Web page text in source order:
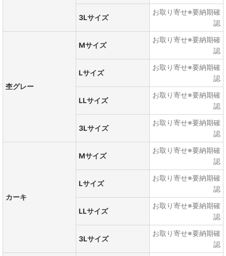
3Lサイズ
お取り寄せ※要納期確
認
杢グレー
Mサイズ
お取り寄せ※要納期確
認
Lサイズ
お取り寄せ※要納期確
認
LLサイズ
お取り寄せ※要納期確
認
3Lサイズ
お取り寄せ※要納期確
認
カーキ
Mサイズ
お取り寄せ※要納期確
認
Lサイズ
お取り寄せ※要納期確
認
LLサイズ
お取り寄せ※要納期確
認
3Lサイズ
お取り寄せ※要納期確
認